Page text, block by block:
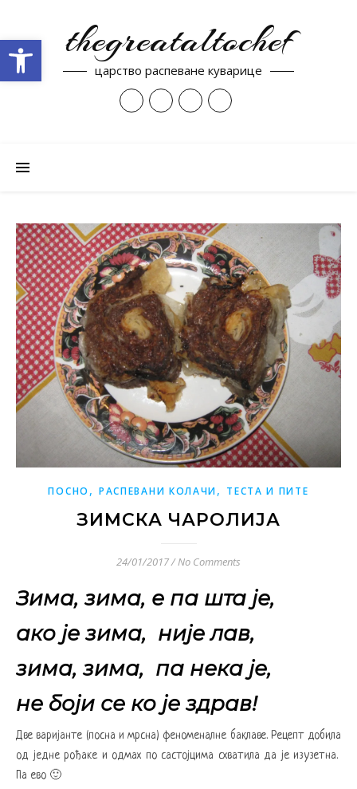
thegreataltochef
царство распеване куварице
ПОСНО , РАСПЕВАНИ КОЛАЧИ, ТЕСТА И ПИТЕ
ЗИМСКА ЧАРОЛИЈА
24/01/2017/No Comments
Зима, зима, е па шта је,
ако је зима, није лав,
зима, зима, па нека је,
не боји се ко је здрав!
Две варијанте (посна и мрсна) феноменалне баклаве. Рецепт добила
од једне рођаке и одмах по састојцима схватила да је изузетна.
Па ево 🙂
Open toolbar